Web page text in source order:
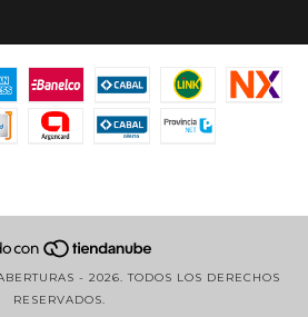
- 2026. TODOS LOS DERECHOS
RESERVADOS.